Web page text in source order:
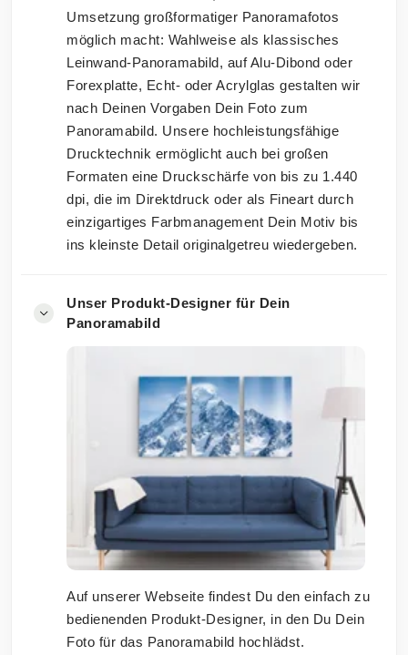
Umsetzung großformatiger Panoramafotos
möglich macht: Wahlweise als klassisches
Leinwand-Panoramabild, auf Alu-Dibond oder
Forexplatte, Echt- oder Acrylglas gestalten wir
nach Deinen Vorgaben Dein Foto zum
Panoramabild. Unsere hochleistungsfähige
Drucktechnik ermöglicht auch bei großen
Formaten eine Druckschärfe von bis zu 1.440
dpi, die im Direktdruck oder als Fineart durch
einzigartiges Farbmanagement Dein Motiv bis
ins kleinste Detail originalgetreu wiedergeben.
Unser Produkt-Designer für Dein
Panoramabild
Auf unserer Webseite findest Du den einfach zu
bedienenden Produkt-Designer, in den Du Dein
Foto für das Panoramabild hochlädst.